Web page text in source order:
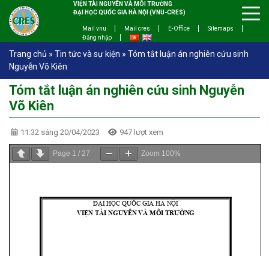
VIỆN TÀI NGUYÊN VÀ MÔI TRƯỜNG
ĐẠI HỌC QUỐC GIA HÀ NỘI (VNU-CRES)
Mail vnu Mail cres E-Office
Sitemaps
Đăng nhập
Trang chủ » Tin tức và sự kiện » Tóm tắt luận án nghiên cứu sinh
Nguyễn Võ Kiên
Tóm tắt luận án nghiên cứu sinh Nguyễn
Võ Kiên
11:32 sáng 20/04/2023 947 lượt xem
Page 1 / 27 Zoom 100%